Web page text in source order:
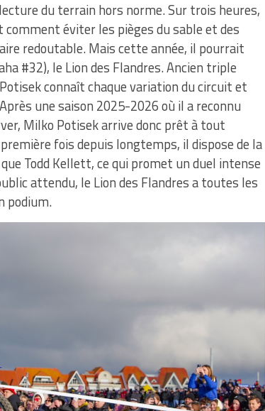
du terrain hors norme. Sur trois heures,
éviter les pièges du sable et des
redoutable. Mais cette année, il pourrait
#32), le Lion des Flandres. Ancien triple
connaît chaque variation du circuit et
une saison 2025-2026 où il a reconnu
Milko Potisek arrive donc prêt à tout
fois depuis longtemps, il dispose de la
Todd Kellett, ce qui promet un duel intense
attendu, le Lion des Flandres a toutes les
podium.